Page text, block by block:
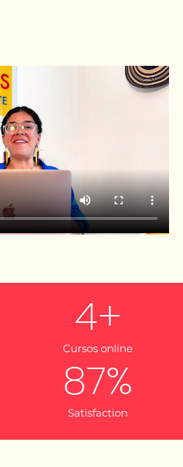
Cursos online
4+
Satisfaction
87%